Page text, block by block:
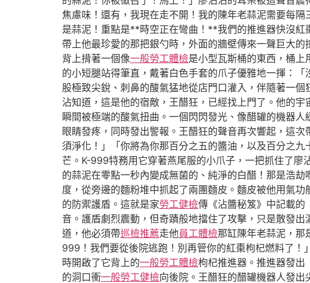
焦慮味！還有，我現在走不開！我的陳年老蒜泥需要每
是蒜泥！重點是**時空正在彎曲！**我們的推進器快沒
帶上他最珍愛的那把銀勺時，外面的牆壁傳來一聲巨大的
背上揹著一個像一般勞工體檢是小型瓦斯桶的東西，桶
的小短腿站得筆直，戴著白色手套的爪子優雅地一揮：
股極致尖銳、刺鼻的酸氣猛地從店門口灌入，伴隨著一
沾知道，這是他的宿敵，王醋狂，已經找上門了。他的
瞬間被極端的酸氣扭曲。一個閃閃發光、像醋罐的機器
眼睛發疼，同時發出警報。王醋狂的聲音再次響起，這
須淨化！」「你將為你那百分之五的醬油，以及百分之
芒。K-999特務用它穿著燕尾服的小爪子，一把抓住了
的蒜泥在零點一秒內變成無菌的、純淨的白醋！那是浩
度，從旁邊的麵粉堆中抓起了兩團麵皮。麵皮被他用氣
的防禦護盾。這就是家勞工健檢傳《沾醬秘笈》中記載的
音。護盾劇烈震動，但奇蹟般地擋住了攻擊，只是散發
道，他必須帶巡檢推薦走他員工體檢那缸陳年老蒜泥，那
999！我們要從後院逃跑！別再管你的紅棗枸杞燃料了
時開啟了它背上的一般勞工體檢枸杞推進器。推進器發出
的洞口衝一般勞工健檢向後院。王醋狂的醋罐機器人發